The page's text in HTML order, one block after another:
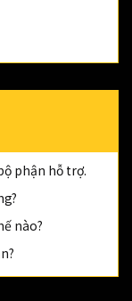
phận hỗ trợ.
nào?